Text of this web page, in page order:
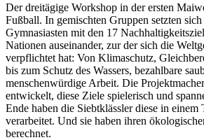
Der dreitägige Workshop in der ersten
Fußball. In gemischten Gruppen setzten
Gymnasiasten mit den 17
Nationen auseinander, zur der sich die
verpflichtet hat: Von Klimaschutz,
bis zum Schutz des Wassers, bezahlbare
menschenwürdige Arbeit. Die
entwickelt, diese Ziele spielerisch und
Ende haben die Siebtklässler diese in einem
verarbeitet. Und sie haben ihren
berechnet.